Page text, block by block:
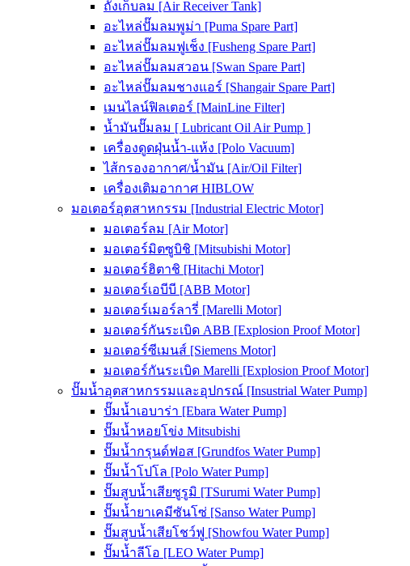
ถังเก็บลม [Air Receiver Tank]
อะไหล่ปั๊มลมพูม่า [Puma Spare Part]
อะไหล่ปั๊มลมฟูเช็ง [Fusheng Spare Part]
อะไหล่ปั๊มลมสวอน [Swan Spare Part]
อะไหล่ปั๊มลมชางแอร์ [Shangair Spare Part]
เมนไลน์ฟิลเตอร์ [MainLine Filter]
น้ำมันปั๊มลม [ Lubricant Oil Air Pump ]
เครื่องดูดฝุ่นน้ำ-แห้ง [Polo Vacuum]
ไส้กรองอากาศ/น้ำมัน [Air/Oil Filter]
เครื่องเติมอากาศ HIBLOW
มอเตอร์อุตสาหกรรม [Industrial Electric Motor]
มอเตอร์ลม [Air Motor]
มอเตอร์มิตซูบิชิ [Mitsubishi Motor]
มอเตอร์ฮิตาชิ [Hitachi Motor]
มอเตอร์เอบีบี [ABB Motor]
มอเตอร์เมอร์ลารี่ [Marelli Motor]
มอเตอร์กันระเบิด ABB [Explosion Proof Motor]
มอเตอร์ซีเมนส์ [Siemens Motor]
มอเตอร์กันระเบิด Marelli [Explosion Proof Motor]
ปั๊มน้ำอุตสาหกรรมและอุปกรณ์ [Insustrial Water Pump]
ปั๊มน้ำเอบาร่า [Ebara Water Pump]
ปั๊มน้ำหอยโข่ง Mitsubishi
ปั๊มน้ำกรุนด์ฟอส [Grundfos Water Pump]
ปั๊มน้ำโปโล [Polo Water Pump]
ปั๊มสูบน้ำเสียซูรูมิ [TSurumi Water Pump]
ปั๊มน้ำยาเคมีซันโซ่ [Sanso Water Pump]
ปั๊มสูบน้ำเสียโชว์ฟู [Showfou Water Pump]
ปั๊มน้ำลีโอ [LEO Water Pump]